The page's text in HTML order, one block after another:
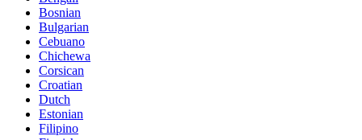
Bosnian
Bulgarian
Cebuano
Chichewa
Corsican
Croatian
Dutch
Estonian
Filipino